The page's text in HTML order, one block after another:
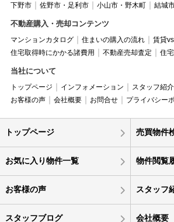
下野市
佐野市・足利市 小山市・野木町 結城
不動産購入・売却コンテンツ
マンションカタログ 住まいの購入の流れ
賃貸
住宅取得時にかかる諸費用
不動産売却査定 住
当社について
トップページ インフォメーション スタッフ紹介
お客様の声
会社概要 お問合せ プライバシー
トップページ 売買物件
お気に入り物件一覧 物件閲覧
お客様の声 スタッフ
スタッフブログ 会社概要